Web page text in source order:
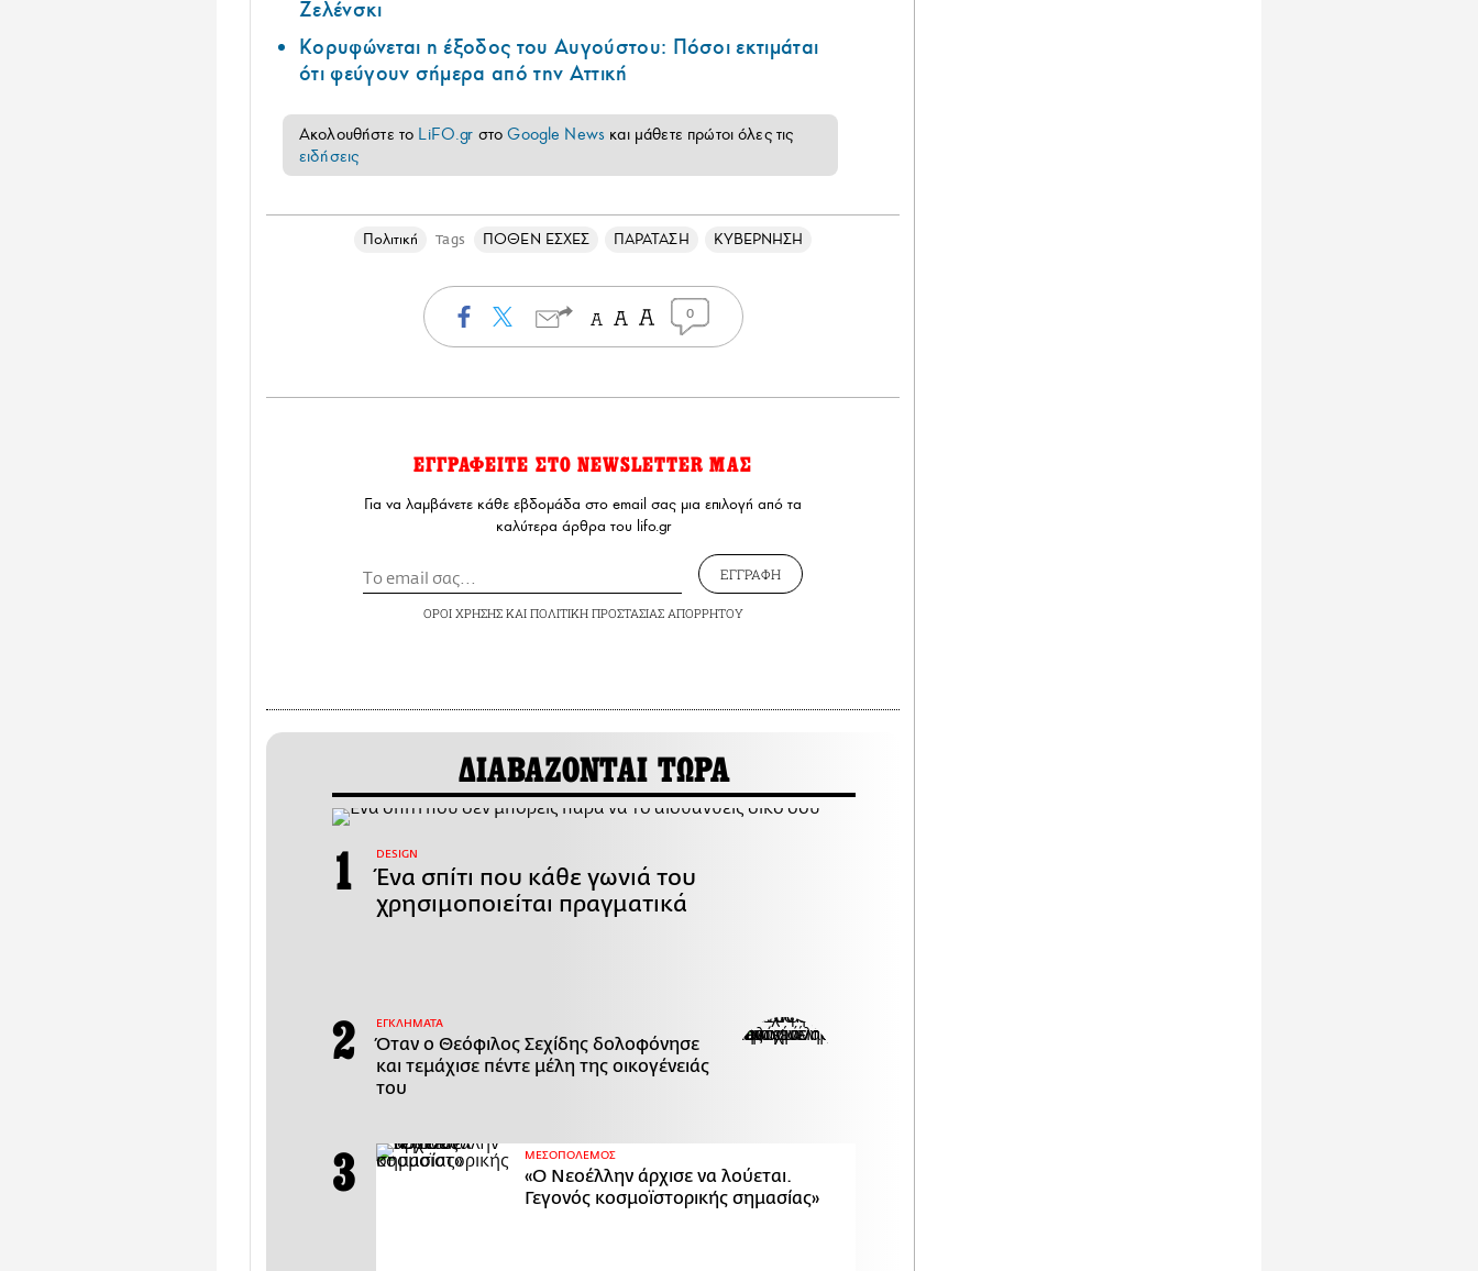
Ζελένσκι
Κορυφώνεται η έξοδος του Αυγούστου: Πόσοι εκτιμάται
ότι φεύγουν σήμερα από την Αττική
Ακολουθήστε το LiFO.gr στοGoogle News και μάθετε πρώτοι όλες τις
ειδήσεις
Πολιτική Tags ΠΟΘΕΝ ΕΣΧΕΣ ΠΑΡΑΤΑΣΗ ΚΥΒΕΡΝΗΣΗ
0
ΕΓΓΡΑΦΕΙΤΕ ΣΤΟ NEWSLETTER ΜΑΣ
Για να λαμβάνετε κάθε εβδομάδα στο email σας μια επιλογή από τα
καλύτερα άρθρα του lifo.gr
ΕΓΓΡΑΦΗ
ΟΡΟΙ ΧΡΗΣΗΣΚΑΙ ΠΟΛΙΤΙΚΗ ΠΡΟΣΤΑΣΙΑΣ ΑΠΟΡΡΗΤΟΥ
ΔΙΑΒΑΖΟΝΤΑΙ ΤΩΡΑ
DESIGN
Ένα σπίτι που κάθε γωνιά του
χρησιμοποιείται πραγματικά
ΕΓΚΛΗΜΑΤΑ
Όταν ο Θεόφιλος Σεχίδης δολοφόνησε
και τεμάχισε πέντε μέλη της οικογένειάς
του
ΜΕΣΟΠΟΛΕΜΟΣ
«Ο Νεοέλλην άρχισε να λούεται.
Γεγονός κοσμοϊστορικής σημασίας»